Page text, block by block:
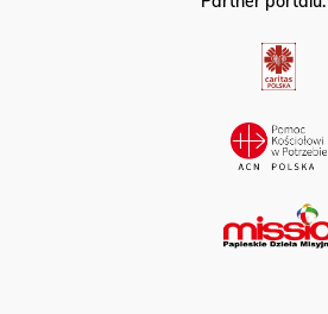
Partner portalu: